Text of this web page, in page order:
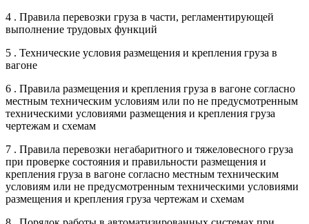
4 . Правила перевозки груза в части, регламентирующей
выполнение трудовых функций
5 . Технические условия размещения и крепления груза в
вагоне
6 . Правила размещения и крепления груза в вагоне согласно
местным техническим условиям или по не предусмотренным
техническими условиями размещения и крепления груза
чертежам и схемам
7 . Правила перевозки негабаритного и тяжеловесного груза
при проверке состояния и правильности размещения и
крепления груза в вагоне согласно местным техническим
условиям или не предусмотренным техническими условиями
размещения и крепления груза чертежам и схемам